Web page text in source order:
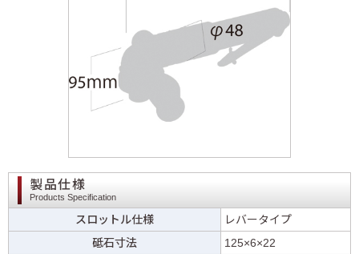
製品仕様
Products Specification
スロットル仕様
レバータイプ
砥石寸法
125×6×22